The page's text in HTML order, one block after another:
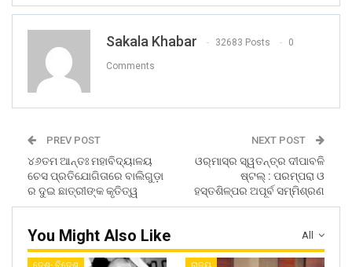
Sakala Khabar 32683 Posts 0
Comments
PREV POST
୪୬ତମ ଆନ୍ତଃ ମହାବିଦ୍ୟାଳୟ
ଚେସ ପ୍ରତିଯୋଗିତାରେ ବାଲିଗୁଡ଼ା
ର ଦୁଇ ଛାତ୍ରୀଙ୍କ କୃତିତ୍ୱ
NEXT POST
ଓର୍‌ମାସ୍‌ର ସ୍ୱତନ୍ତ୍ର ଦୀପାବଳି
ଷ୍ଟଲ୍‌ : ପରମ୍ପରା ଓ
ହସ୍ତଶିଳ୍ପର ଅପୂର୍ବ ସମ୍ମିଶ୍ରଣ
All
You Might Also Like
ଦେଶ- ବିଦେଶ ରାଜ୍ୟ